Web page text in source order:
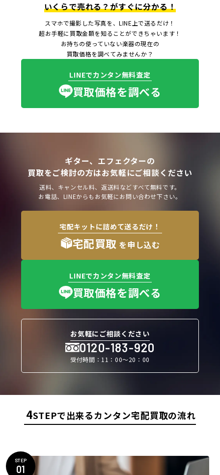
いくらで売れる？がすぐに分かる！
スマホで撮影した写真を、LINE上で送るだけ！
超お手軽に買取金額を知ることができちゃいます！
お持ちの使っていない楽器の現在の
買取価格を調べてみませんか？
LINEでカンタン無料査定
買取価格を調べる
ギター、エフェクターの
買取をご検討の方はお気軽にご相談ください
送料、キャンセル料、返送料などすべて無料です。
お電話、LINEからもお気軽にお問い合わせ下さい。
宅配キットに詰めて送るだけ！
宅配買取 を申し込む
LINEでカンタン無料査定
買取価格を調べる
お気軽にご相談ください
0120-183-920
受付時間：11：00〜20：00
4STEPで出来るカンタン宅配買取の流れ
STEP
01